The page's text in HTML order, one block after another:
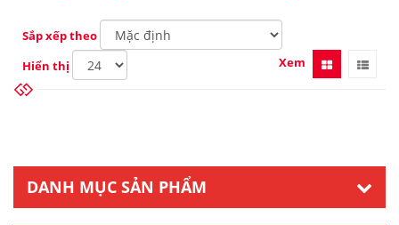
Sắp xếp theo
Hiển thị
Xem
DANH MỤC SẢN PHẨM